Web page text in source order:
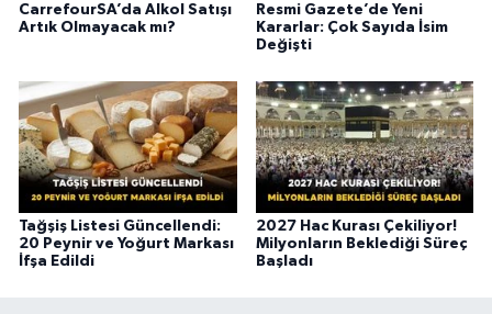
CarrefourSA’da Alkol Satışı
Artık Olmayacak mı?
Resmi Gazete’de Yeni
Kararlar: Çok Sayıda İsim
Değişti
Tağşiş Listesi Güncellendi:
20 Peynir ve Yoğurt Markası
İfşa Edildi
2027 Hac Kurası Çekiliyor!
Milyonların Beklediği Süreç
Başladı